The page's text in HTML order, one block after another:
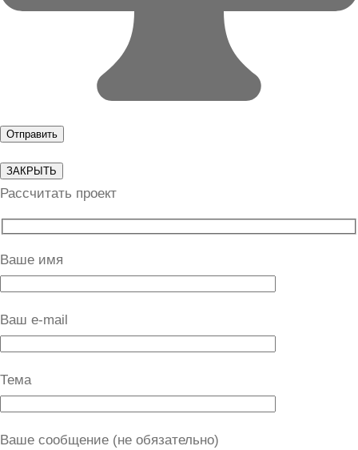
ЗАКРЫТЬ
Рассчитать проект
Ваше имя
Ваш e-mail
Тема
Ваше сообщение (не обязательно)